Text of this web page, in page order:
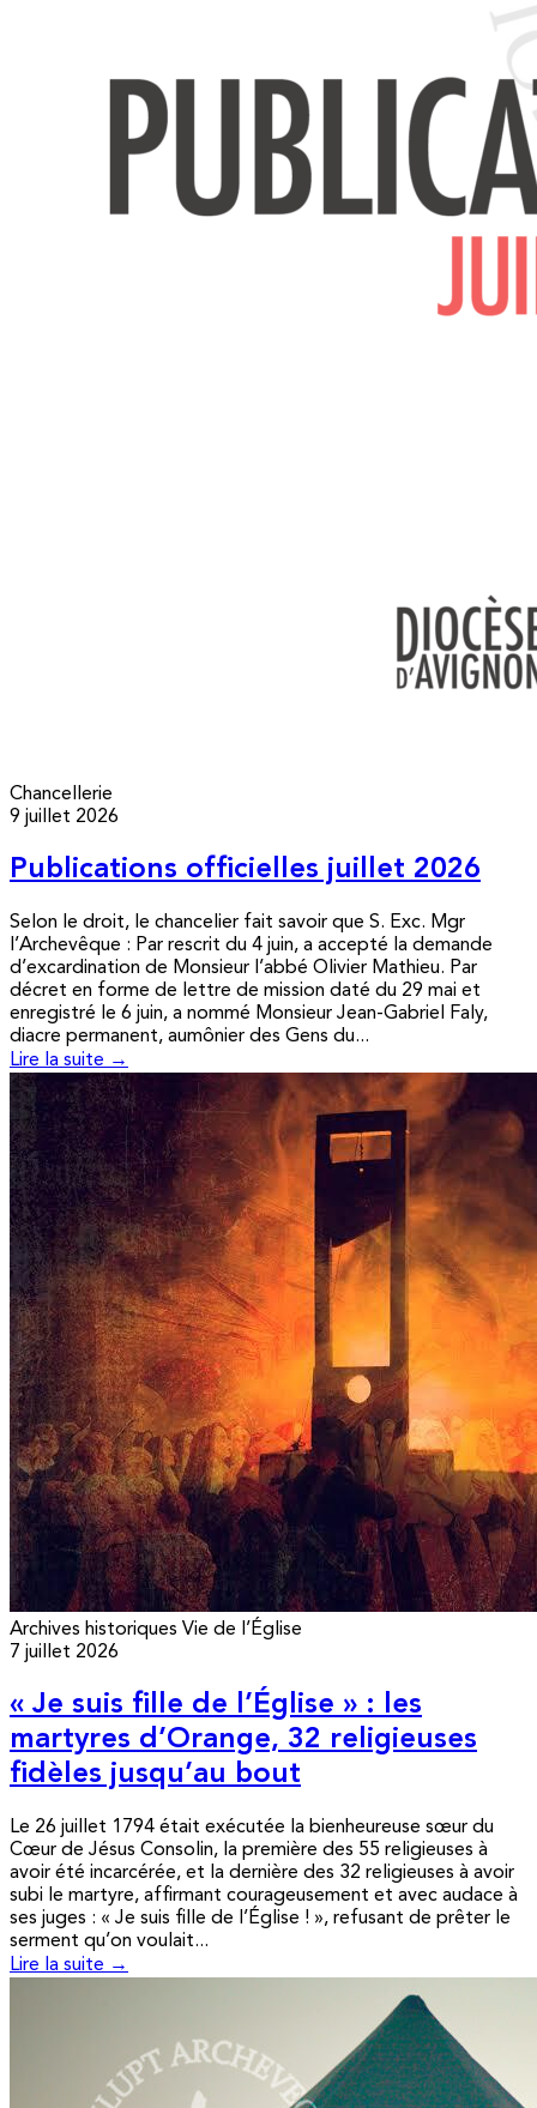
Chancellerie
9 juillet 2026
Publications officielles juillet 2026
Selon le droit, le chancelier fait savoir que S. Exc. Mgr
l’Archevêque : Par rescrit du 4 juin, a accepté la demande
d’excardination de Monsieur l’abbé Olivier Mathieu. Par
décret en forme de lettre de mission daté du 29 mai et
enregistré le 6 juin, a nommé Monsieur Jean-Gabriel Faly,
diacre permanent, aumônier des Gens du...
Lire la suite →
Archives historiques Vie de l’Église
7 juillet 2026
« Je suis fille de l’Église » : les
martyres d’Orange, 32 religieuses
fidèles jusqu’au bout
Le 26 juillet 1794 était exécutée la bienheureuse sœur du
Cœur de Jésus Consolin, la première des 55 religieuses à
avoir été incarcérée, et la dernière des 32 religieuses à avoir
subi le martyre, affirmant courageusement et avec audace à
ses juges : « Je suis fille de l’Église ! », refusant de prêter le
serment qu’on voulait...
Lire la suite →